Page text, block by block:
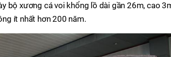
bộ xương cá voi khổng lồ dài gần 26m, cao
ít nhất hơn 200 năm.